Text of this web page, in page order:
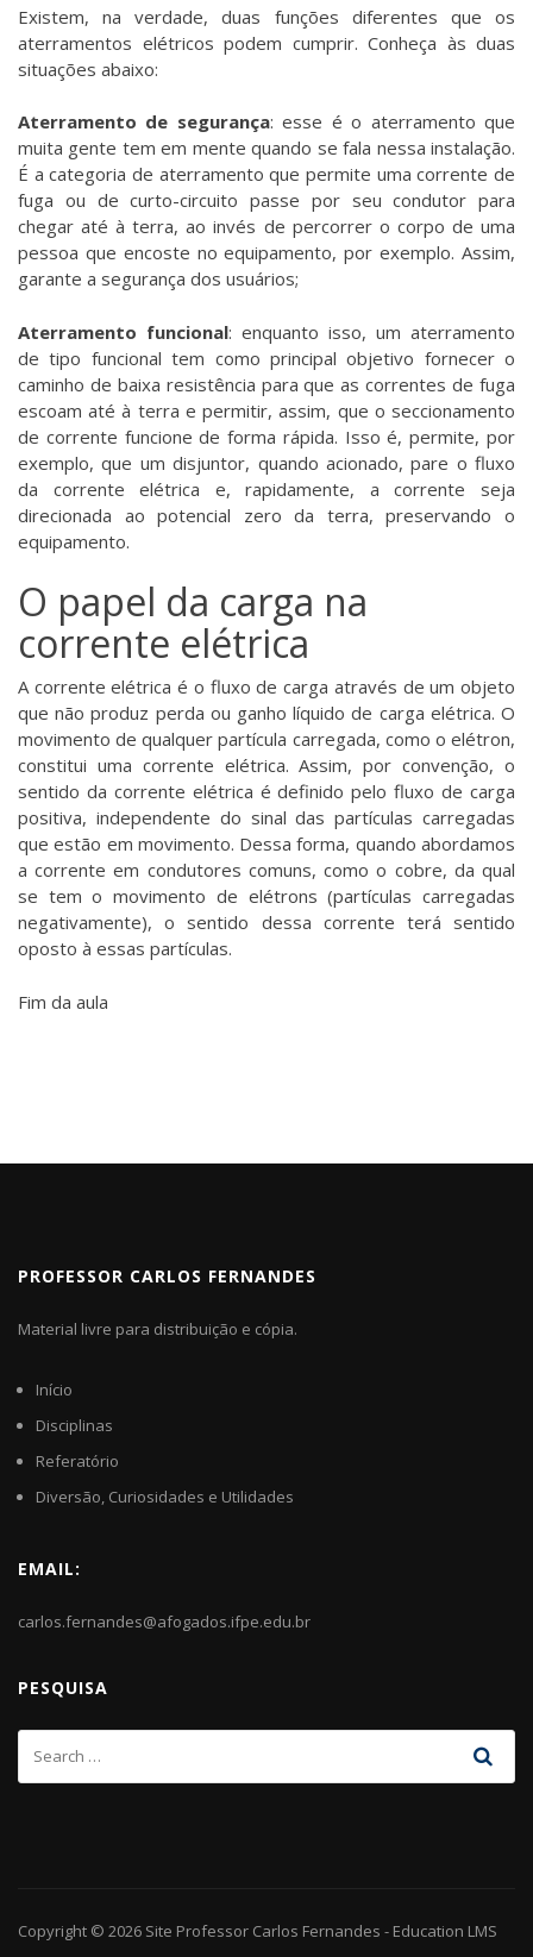
Existem, na verdade, duas funções diferentes que os
aterramentos elétricos podem cumprir. Conheça às duas
situações abaixo:
Aterramento de segurança: esse é o aterramento que
muita gente tem em mente quando se fala nessa instalação.
É a categoria de aterramento que permite uma corrente de
fuga ou de curto-circuito passe por seu condutor para
chegar até à terra, ao invés de percorrer o corpo de uma
pessoa que encoste no equipamento, por exemplo. Assim,
garante a segurança dos usuários;
Aterramento funcional: enquanto isso, um aterramento
de tipo funcional tem como principal objetivo fornecer o
caminho de baixa resistência para que as correntes de fuga
escoam até à terra e permitir, assim, que o seccionamento
de corrente funcione de forma rápida. Isso é, permite, por
exemplo, que um disjuntor, quando acionado, pare o fluxo
da corrente elétrica e, rapidamente, a corrente seja
direcionada ao potencial zero da terra, preservando o
equipamento.
O papel da carga na
corrente elétrica
A corrente elétrica é o fluxo de carga através de um objeto
que não produz perda ou ganho líquido de carga elétrica. O
movimento de qualquer partícula carregada, como o elétron,
constitui uma corrente elétrica. Assim, por convenção, o
sentido da corrente elétrica é definido pelo fluxo de carga
positiva, independente do sinal das partículas carregadas
que estão em movimento. Dessa forma, quando abordamos
a corrente em condutores comuns, como o cobre, da qual
se tem o movimento de elétrons (partículas carregadas
negativamente), o sentido dessa corrente terá sentido
oposto à essas partículas.
Fim da aula
PROFESSOR CARLOS FERNANDES
Material livre para distribuição e cópia.
Início
Disciplinas
Referatório
Diversão, Curiosidades e Utilidades
EMAIL:
carlos.fernandes@afogados.ifpe.edu.br
PESQUISA
Copyright © 2026 Site Professor Carlos Fernandes - Education LMS